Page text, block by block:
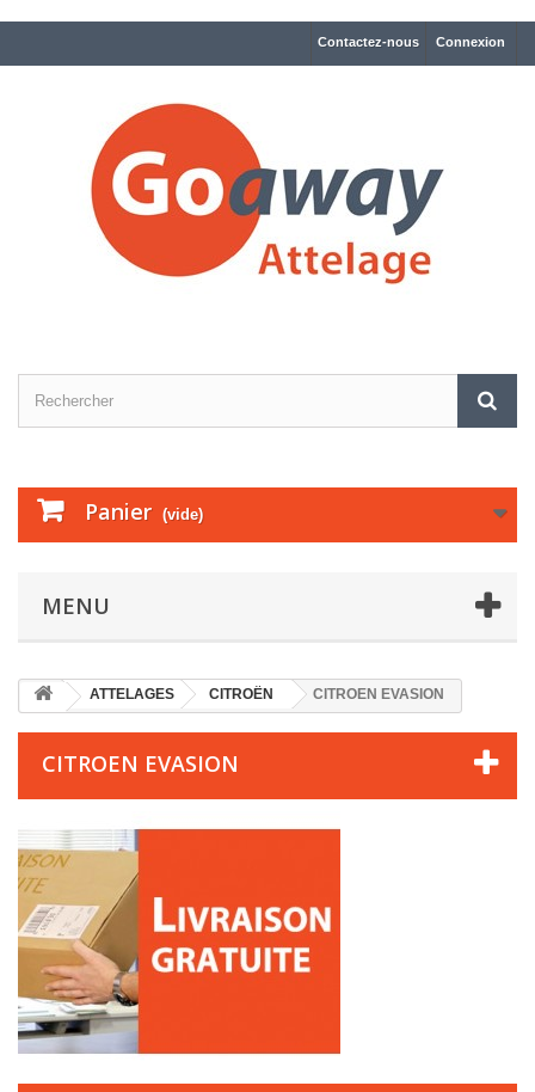
Connexion
Contactez-nous
Panier (vide)
MENU
ATTELAGES CITROËN CITROEN EVASION
CITROEN EVASION